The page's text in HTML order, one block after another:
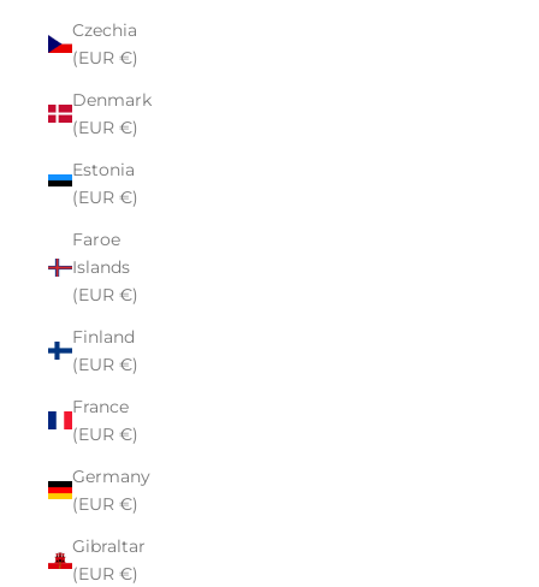
Czechia
(EUR €)
Denmark
(EUR €)
Estonia
(EUR €)
Faroe
Islands
(EUR €)
Finland
(EUR €)
France
(EUR €)
Germany
(EUR €)
Gibraltar
(EUR €)